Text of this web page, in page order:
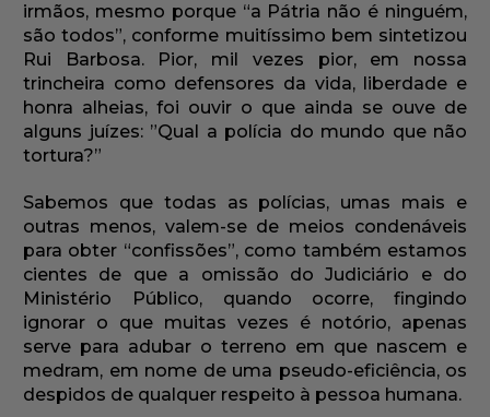
irmãos, mesmo porque “a Pátria não é ninguém,
são todos”, conforme muitíssimo bem sintetizou
Rui Barbosa. Pior, mil vezes pior, em nossa
trincheira como defensores da vida, liberdade e
honra alheias, foi ouvir o que ainda se ouve de
alguns juízes: ”Qual a polícia do mundo que não
tortura?”
Sabemos que todas as polícias, umas mais e
outras menos, valem-se de meios condenáveis
para obter “confissões”, como também estamos
cientes de que a omissão do Judiciário e do
Ministério Público, quando ocorre, fingindo
ignorar o que muitas vezes é notório, apenas
serve para adubar o terreno em que nascem e
medram, em nome de uma pseudo-eficiência, os
despidos de qualquer respeito à pessoa humana.